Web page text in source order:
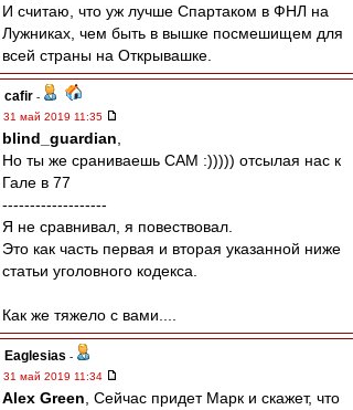
И считаю, что уж лучше Спартаком в ФНЛ на
Лужниках, чем быть в вышке посмешищем для
всей страны на Открывашке.
cafir -
31 май 2019 11:35
blind_guardian
Но ты же сраниваешь САМ :))))) отсылая нас к
Гале в 77
-------------------
Я не сравнивал, я повествовал.
Это как часть первая и вторая указанной ниже
статьи уголовного кодекса.
Как же тяжело с вами....
Eaglesias -
31 май 2019 11:34
Alex Green , Сейчас придет Марк и скажет, что